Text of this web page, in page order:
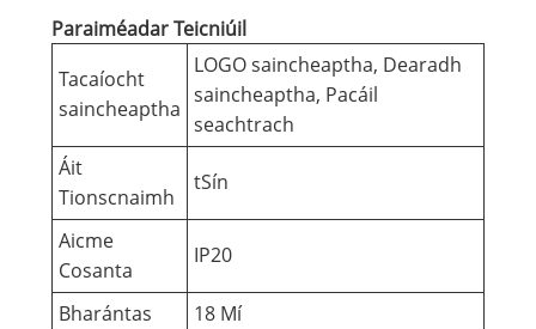
Paraiméadar Teicniúil
Tacaíocht
saincheaptha
LOGO saincheaptha, Dearadh
saincheaptha, Pacáil
seachtrach
Áit
Tionscnaimh
tSín
Aicme
Cosanta
IP20
Bharántas
18 Mí